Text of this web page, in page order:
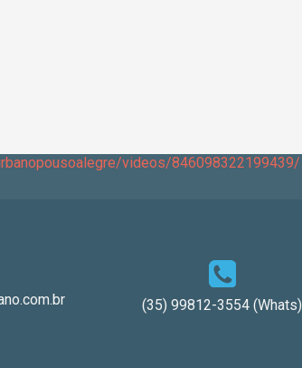
videos/846098322199439/
(35) 99812-3554 (Whats)